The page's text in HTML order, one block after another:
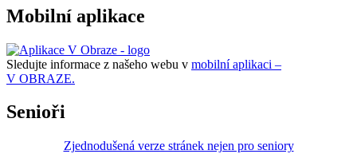
Mobilní aplikace
Sledujte informace z našeho webu v mobilní aplikaci –
V OBRAZE.
Senioři
Zjednodušená verze stránek nejen pro seniory